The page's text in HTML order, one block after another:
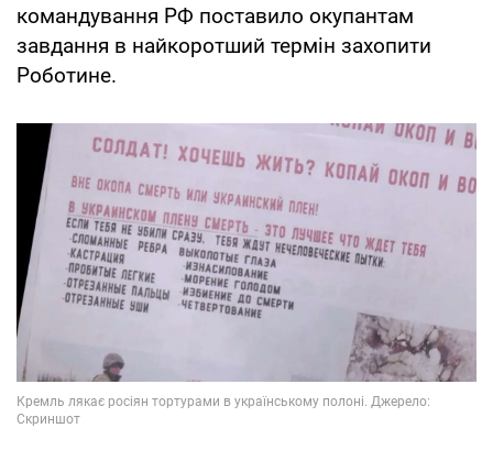
командування РФ поставило окупантам
завдання в найкоротший термін захопити
Роботине.